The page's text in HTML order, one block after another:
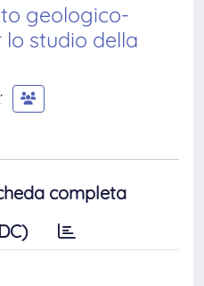
geologico-
studio della
completa